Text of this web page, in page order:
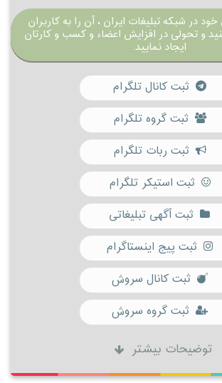
در شبکه تبلیغات ایران ، آن را به کاربران
و تحولی در افزایش اعضاء و کسب و کارتان
ایجاد نمایید.
ثبت کانال تلگرام
ثبت گروه تلگرام
ثبت ربات تلگرام
ثبت استیکر تلگرام
ثبت آگهی تبلیغاتی
ثبت پیج اینستاگرام
ثبت کانال سروش
ثبت گروه سروش
توضیحات بیشتر